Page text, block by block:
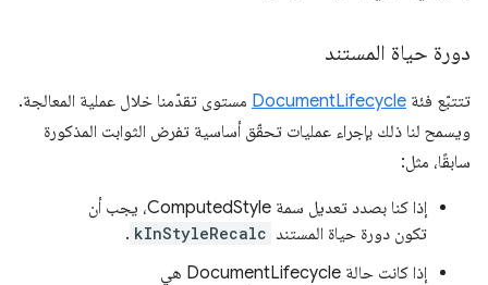
دورة حياة المستند
تتتبّع فئة DocumentLifecycle مستوى تقدّمنا خلال عملية المعالجة.
ويسمح لنا ذلك بإجراء عمليات تحقّق أساسية تفرض الثوابت المذكورة
سابقًا، مثل:
إذا كنا بصدد تعديل سمة ComputedStyle، يجب أن
تكون دورة حياة المستند kInStyleRecalc
.
إذا كانت حالة DocumentLifecycle هي